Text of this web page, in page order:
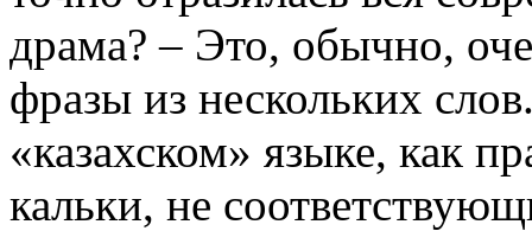
драма? – Это, обычно,
фразы из нескольких
«казахском» языке, как
кальки, не